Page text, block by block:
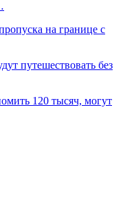
на границе с
путешествовать без
120 тысяч, могут